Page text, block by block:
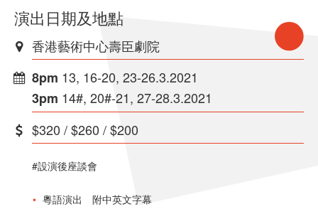
演出日期及地點
香港藝術中心壽臣劇院
8pm 13, 16-20, 23-26.3.2021
3pm 14#, 20#-21, 27-28.3.2021
$320 / $260 / $200
#設演後座談會
粵語演出 附中英文字幕